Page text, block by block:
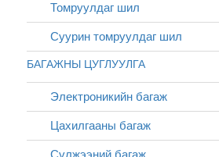
Томруулдаг шил
Суурин томруулдаг шил
БАГАЖНЫ ЦУГЛУУЛГА
Электроникийн багаж
Цахилгааны багаж